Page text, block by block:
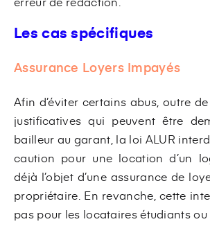
Les cas spécifiques
Assurance Loyers Impayés
Afin d’éviter certains abus, outre
justificatives qui peuvent être
bailleur au garant, la loi ALUR
caution pour une location d’un
déjà l’objet d’une assurance de
propriétaire. En revanche, cette
pas pour les locataires étudiants ou